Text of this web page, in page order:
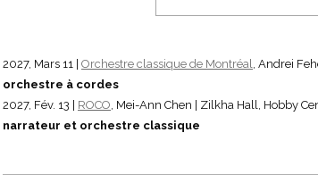
2027, Mars 11 | Orchestre classique de Montréal, Andrei
orchestre à cordes
2027, Fév. 13 | ROCO, Mei-Ann Chen | Zilkha Hall, Hobby
narrateur et orchestre classique